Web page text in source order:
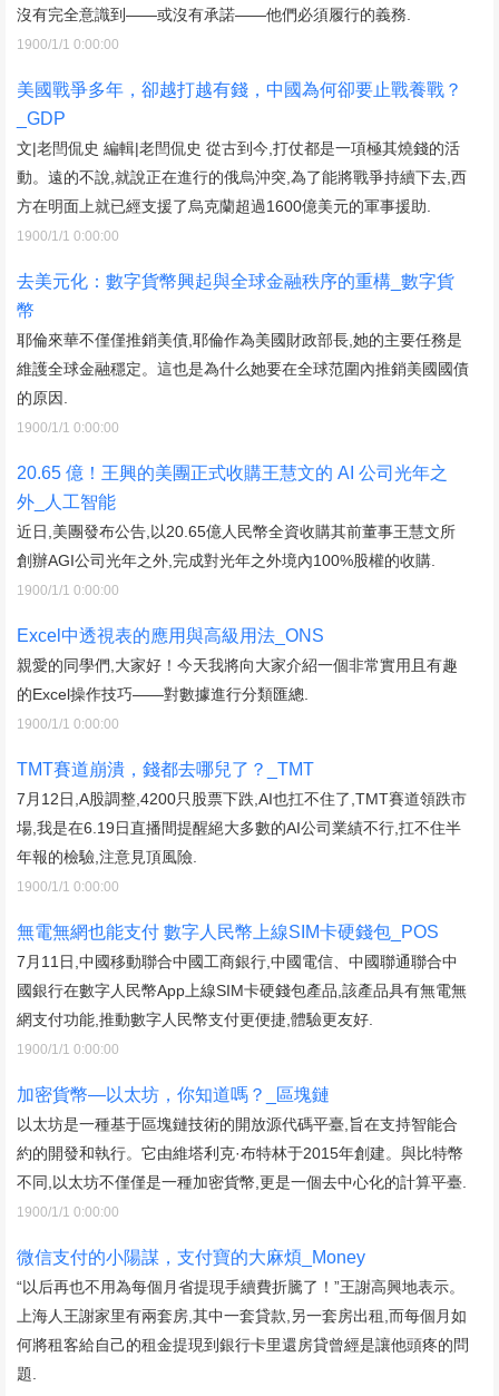
沒有完全意識到——或沒有承諾——他們必須履行的義務.
1900/1/1 0:00:00
美國戰爭多年，卻越打越有錢，中國為何卻要止戰養戰？
_GDP
文|老閆侃史 編輯|老閆侃史 從古到今,打仗都是一項極其燒錢的活
動。遠的不說,就說正在進行的俄烏沖突,為了能將戰爭持續下去,西
方在明面上就已經支援了烏克蘭超過1600億美元的軍事援助.
1900/1/1 0:00:00
去美元化：數字貨幣興起與全球金融秩序的重構_數字貨
幣
耶倫來華不僅僅推銷美債,耶倫作為美國財政部長,她的主要任務是
維護全球金融穩定。這也是為什么她要在全球范圍內推銷美國國債
的原因.
1900/1/1 0:00:00
20.65 億！王興的美團正式收購王慧文的 AI 公司光年之
外_人工智能
近日,美團發布公告,以20.65億人民幣全資收購其前董事王慧文所
創辦AGI公司光年之外,完成對光年之外境內100%股權的收購.
1900/1/1 0:00:00
Excel中透視表的應用與高級用法_ONS
親愛的同學們,大家好！今天我將向大家介紹一個非常實用且有趣
的Excel操作技巧——對數據進行分類匯總.
1900/1/1 0:00:00
TMT賽道崩潰，錢都去哪兒了？_TMT
7月12日,A股調整,4200只股票下跌,AI也扛不住了,TMT賽道領跌市
場,我是在6.19日直播間提醒絕大多數的AI公司業績不行,扛不住半
年報的檢驗,注意見頂風險.
1900/1/1 0:00:00
無電無網也能支付 數字人民幣上線SIM卡硬錢包_POS
7月11日,中國移動聯合中國工商銀行,中國電信、中國聯通聯合中
國銀行在數字人民幣App上線SIM卡硬錢包產品,該產品具有無電無
網支付功能,推動數字人民幣支付更便捷,體驗更友好.
1900/1/1 0:00:00
加密貨幣—以太坊，你知道嗎？_區塊鏈
以太坊是一種基于區塊鏈技術的開放源代碼平臺,旨在支持智能合
約的開發和執行。它由維塔利克·布特林于2015年創建。與比特幣
不同,以太坊不僅僅是一種加密貨幣,更是一個去中心化的計算平臺.
1900/1/1 0:00:00
微信支付的小陽謀，支付寶的大麻煩_Money
“以后再也不用為每個月省提現手續費折騰了！”王謝高興地表示。
上海人王謝家里有兩套房,其中一套貸款,另一套房出租,而每個月如
何將租客給自己的租金提現到銀行卡里還房貸曾經是讓他頭疼的問
題.